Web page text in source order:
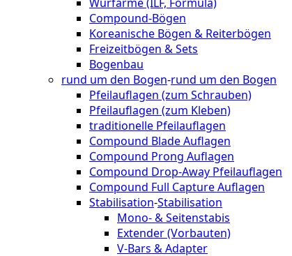
Compound-Bögen
Koreanische Bögen & Reiterbögen
Freizeitbögen & Sets
Bogenbau
rund um den Bogen-rund um den Bogen
Pfeilauflagen (zum Schrauben)
Pfeilauflagen (zum Kleben)
traditionelle Pfeilauflagen
Compound Blade Auflagen
Compound Prong Auflagen
Compound Drop-Away Pfeilauflagen
Compound Full Capture Auflagen
Stabilisation-Stabilisation
Mono- & Seitenstabis
Extender (Vorbauten)
V-Bars & Adapter